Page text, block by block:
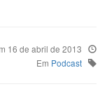
16 de abril de 2013
Em Podcast